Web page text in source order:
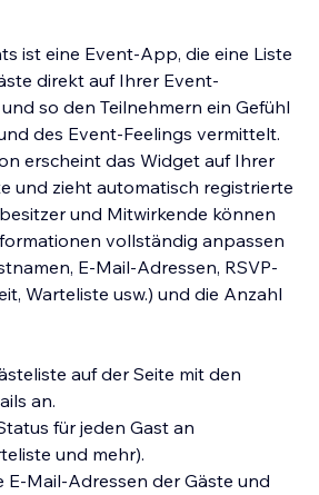
ist eine Event-App, die eine Liste
direkt auf Ihrer Event-
so den Teilnehmern ein Gefühl
des Event-Feelings vermittelt.
erscheint das Widget auf Ihrer
und zieht automatisch registrierte
und Mitwirkende können
vollständig anpassen
E-Mail-Adressen, RSVP-
Warteliste usw.) und die Anzahl
auf der Seite mit den
an.
für jeden Gast an
und mehr).
E-Mail-Adressen der Gäste und